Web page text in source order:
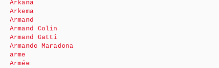
Arkana
Arkema
Armand
Armand Colin
Armand Gatti
Armando Maradona
arme
Armée